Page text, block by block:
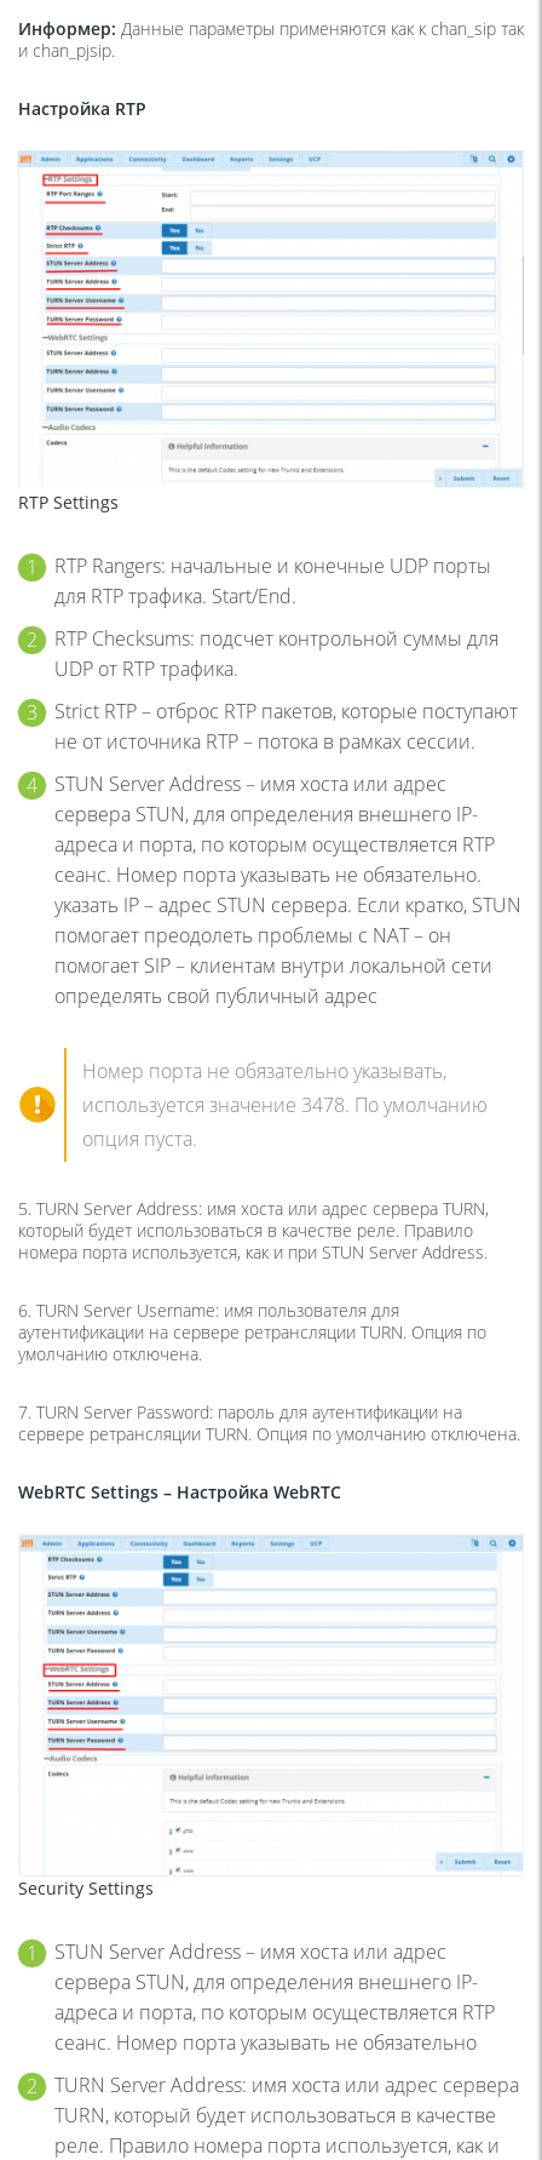
Информер: Данные параметры применяются как к chan_sip так
и chan_pjsip.
Настройка RTP
RTP Settings
RTP Rangers: начальные и конечные UDP порты
для RTP трафика. Start/End.
RTP Checksums: подсчет контрольной суммы для
UDP от RTP трафика.
Strict RTP – отброс RTP пакетов, которые поступают
не от источника RTP – потока в рамках сессии.
STUN Server Address – имя хоста или адрес
сервера STUN, для определения внешнего IP-
адреса и порта, по которым осуществляется RTP
сеанс. Номер порта указывать не обязательно.
указать IP – адрес STUN сервера. Если кратко, STUN
помогает преодолеть проблемы с NAT – он
помогает SIP – клиентам внутри локальной сети
определять свой публичный адрес
Номер порта не обязательно указывать,
используется значение 3478. По умолчанию
опция пуста.
5. TURN Server Address: имя хоста или адрес сервера TURN,
который будет использоваться в качестве реле. Правило
номера порта используется, как и при STUN Server Address.
6. TURN Server Username: имя пользователя для
аутентификации на сервере ретрансляции TURN. Опция по
умолчанию отключена.
7. TURN Server Password: пароль для аутентификации на
сервере ретрансляции TURN. Опция по умолчанию отключена.
WebRTC Settings – Настройка WebRTC
Security Settings
STUN Server Address – имя хоста или адрес
сервера STUN, для определения внешнего IP-
адреса и порта, по которым осуществляется RTP
сеанс. Номер порта указывать не обязательно
TURN Server Address: имя хоста или адрес сервера
TURN, который будет использоваться в качестве
реле. Правило номера порта используется, как и